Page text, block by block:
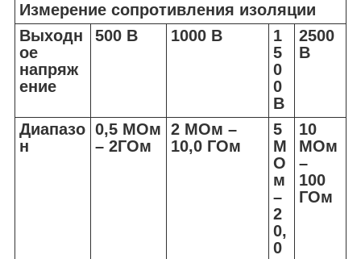
Измерение сопротивления изоляции
Выходн
ое
напряж
ение
500 В 1000 В
1
5
0
0
В
2500
В
Диапазо
н
0,5 МОм
– 2ГОм
2 МОм –
10,0 ГОм
5
М
О
м
–
2
0,
0
10
МОм
–
100
ГОм